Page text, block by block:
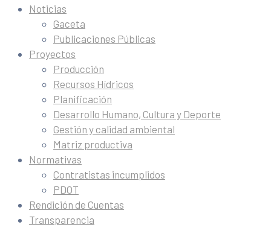
Noticias
Gaceta
Publicaciones Públicas
Proyectos
Producción
Recursos Hídricos
Planificación
Desarrollo Humano, Cultura y Deporte
Gestión y calidad ambiental
Matriz productiva
Normativas
Contratistas incumplidos
PDOT
Rendición de Cuentas
Transparencia